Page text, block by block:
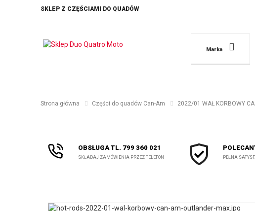
SKLEP Z CZĘŚCIAMI DO QUADÓW
Marka
Strona główna Części do quadów Can-Am 2022/01 WAŁ KORBOWY
OBSŁUGA TL. 799 360 021
SKŁADAJ ZAMÓWIENIA PRZEZ TELEFON PEŁNA